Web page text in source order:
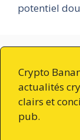
potentiel
Crypto
actualités
clairs et
pub.